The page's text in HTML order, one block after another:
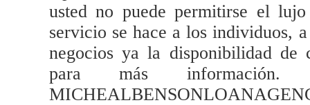
usted no puede permitirse el
servicio se hace a los individuos,
negocios ya la disponibilidad de
para más información.